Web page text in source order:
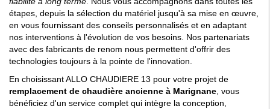
étapes, depuis la sélection du matériel jusqu'à sa mise en œuvre,
en vous fournissant des conseils personnalisés et en adaptant
nos interventions à l'évolution de vos besoins. Nos partenariats
avec des fabricants de renom nous permettent d'offrir des
technologies toujours à la pointe de l'innovation.
En choisissant ALLO CHAUDIERE 13 pour votre projet de
remplacement de chaudière ancienne à Marignane, vous
bénéficiez d'un service complet qui intègre la conception,